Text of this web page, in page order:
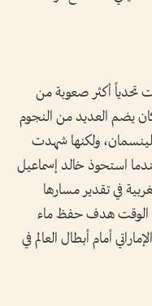
تحدياً أكثر صعوبة من
كان يضم العديد من النجوم
ولكنها شهدت
استحوذ خالد إسماعيل
في تقدير مسارها
الوقت هدف حفظ ماء
أمام أبطال العالم في